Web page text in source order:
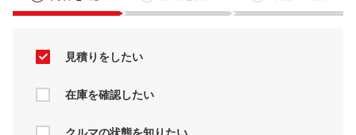
見積りをしたい
在庫を確認したい